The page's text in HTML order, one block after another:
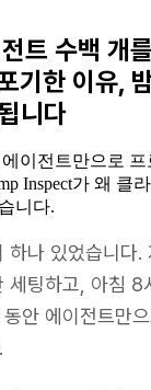
트 수백 개
한 이유,
니다
이전트만으로
Inspect가 왜 클
니다.
하나 있었습니다.
세팅하고, 아침 8
안 에이전트만